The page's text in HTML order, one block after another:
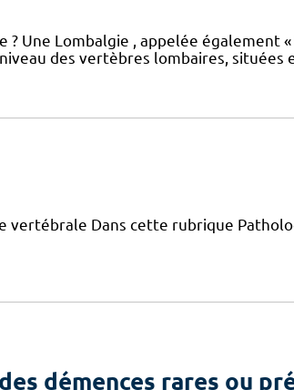
? Une Lombalgie , appelée également
des vertèbres lombaires, situées
vertébrale Dans cette rubrique
démences rares ou